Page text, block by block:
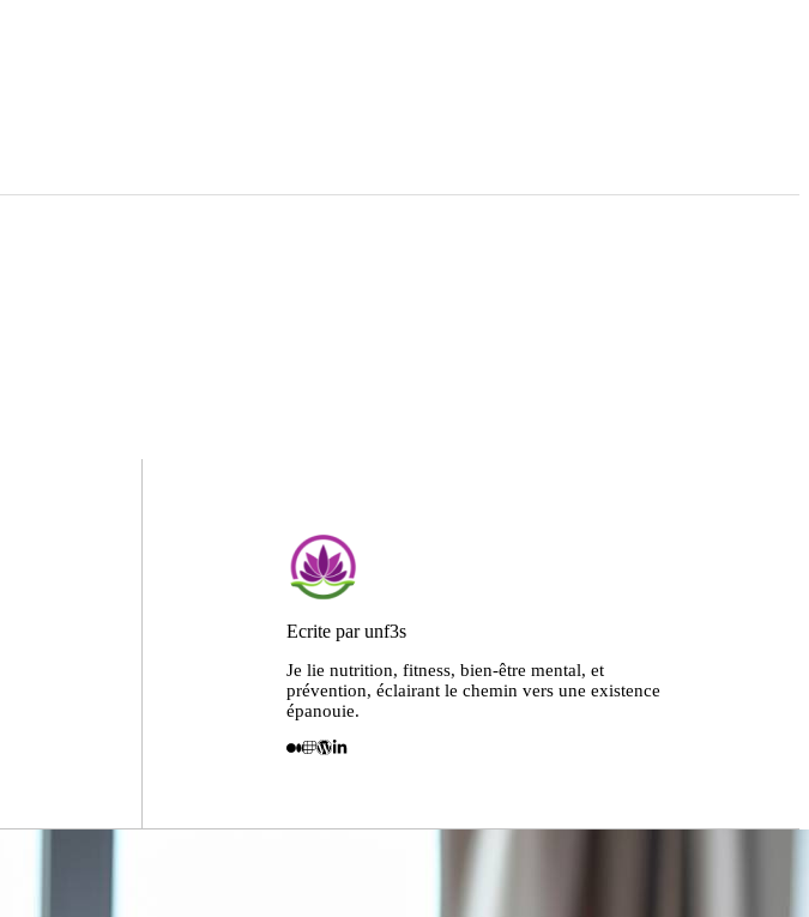
Ecrite par unf3s
Je lie nutrition, fitness, bien-être mental, et
prévention, éclairant le chemin vers une existence
épanouie.